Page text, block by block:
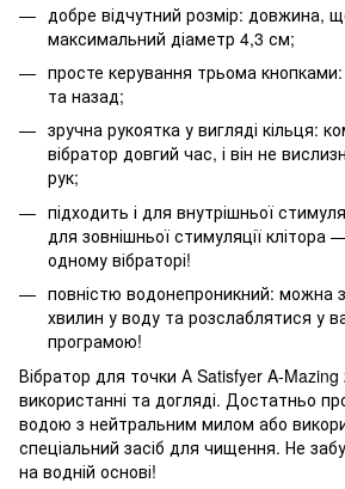
добре відчутний розмір: довжина,
максимальний діаметр 4,3 см;
просте керування трьома
та назад;
зручна рукоятка у вигляді кільця:
вібратор довгий час, і він не
рук;
підходить і для внутрішньої
для зовнішньої стимуляції клітора
одному вібраторі!
повністю водонепроникний: можна
хвилин у воду та розслаблятися у
програмою!
Вібратор для точки А Satisfyer A-
використанні та догляді. Достатньо
водою з нейтральним милом або
спеціальний засіб для чищення. Не
на водній основі!